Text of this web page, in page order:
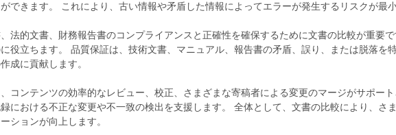
できます。 これにより、古い情報や矛盾した情報によってエラーが発生するリスクが最
法的文書、財務報告書のコンプライアンスと正確性を確保するために文書の比較が重要
役立ちます。 品質保証は、技術文書、マニュアル、報告書の矛盾、誤り、または脱落を
成に貢献します。
コンテンツの効率的なレビュー、校正、さまざまな寄稿者による変更のマージがサポー
における不正な変更や不一致の検出を支援します。 全体として、文書の比較により、さ
ションが向上します。